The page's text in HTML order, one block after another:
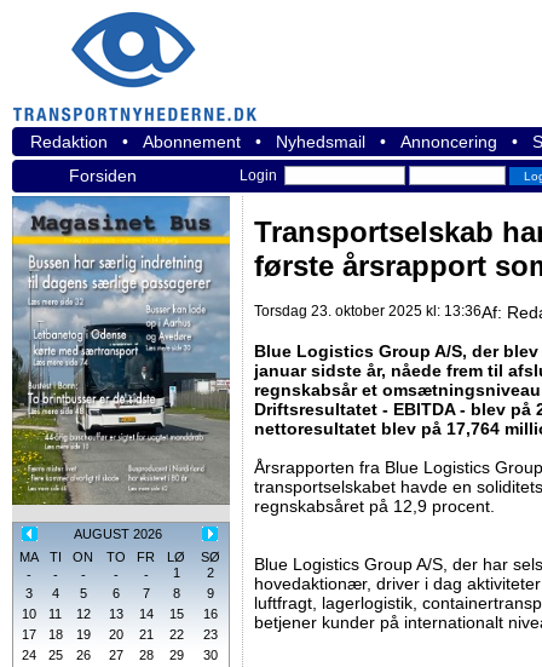
Redaktion • Abonnement • Nyhedsmail • Annoncering •
Forsiden
Login
AUGUST 2026
MA
TI ON TO FR LØ
SØ
-
- - - - 1
2
3
4 5 6 7 8
9
10
11 12 13 14 15
16
17
18 19 20 21 22
23
24
25 26 27 28 29
30
Transportselskab
første årsrapport
Torsdag 23. oktober 2025 kl: 13:36Af:
Blue Logistics Group A/S, der
januar sidste år, nåede frem til
regnskabsår et
Driftsresultatet - EBITDA - blev på
nettoresultatet blev på 17,764
Årsrapporten fra Blue Logistics
transportselskabet havde en
regnskabsåret på 12,9 procent.
Blue Logistics Group A/S, der har
hovedaktionær, driver i dag
luftfragt, lagerlogistik,
betjener kunder på internationalt